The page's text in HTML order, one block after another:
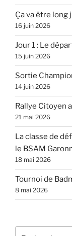
Ça va être long
16 juin 2026
Jour 1 : Le
15 juin 2026
Sortie
14 juin 2026
Rallye Citoyen
21 mai 2026
La classe de
le BSAM
18 mai 2026
Tournoi de
8 mai 2026